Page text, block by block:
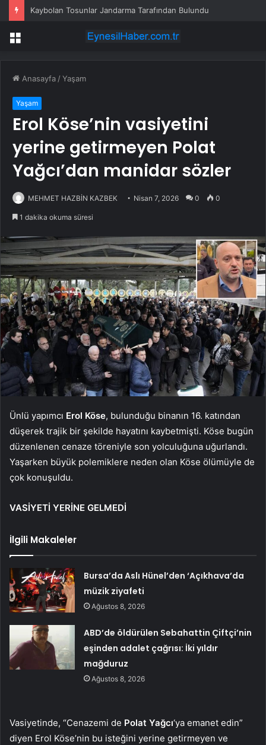
Kaybolan Tosunlar Jandarma Tarafından Bulundu
Menü
Anasayfa /Yaşam
Yaşam
Erol Köse’nin vasiyetini
yerine getirmeyen Polat
Yağcı’dan manidar sözler
MEHMET HAZBİN KAZBEK Nisan 7, 2026 0 0
1 dakika okuma süresi
Ünlü yapımcı Erol Köse, bulunduğu binanın 16. katından
düşerek trajik bir şekilde hayatını kaybetmişti. Köse bugün
düzenlenen cenaze töreniyle son yolculuğuna uğurlandı.
Yaşarken büyük polemiklere neden olan Köse ölümüyle de
çok konuşuldu.
VASİYETİ YERİNE GELMEDİ
İlgili Makaleler
Bursa’da Aslı Hünel’den ‘Açıkhava’da
müzik ziyafeti
Ağustos 8, 2026
ABD’de öldürülen Sebahattin Çiftçi’nin
eşinden adalet çağrısı: İki yıldır
mağduruz
Ağustos 8, 2026
Vasiyetinde, “Cenazemi de Polat Yağcı‘ya emanet edin”
diyen Erol Köse’nin bu isteğini yerine getirmeyen ve